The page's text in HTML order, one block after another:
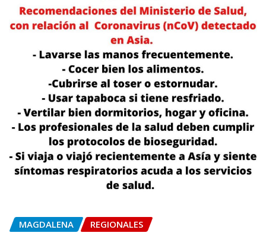
MAGDALENA REGIONALES